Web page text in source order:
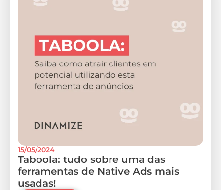
15/05/2024
Taboola: tudo sobre uma das
ferramentas de Native Ads mais
usadas!